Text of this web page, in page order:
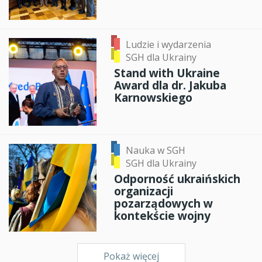
Ludzie i wydarzenia
SGH dla Ukrainy
Stand with Ukraine
Award dla dr. Jakuba
Karnowskiego
Nauka w SGH
SGH dla Ukrainy
Odporność ukraińskich
organizacji
pozarządowych w
kontekście wojny
Pokaż więcej